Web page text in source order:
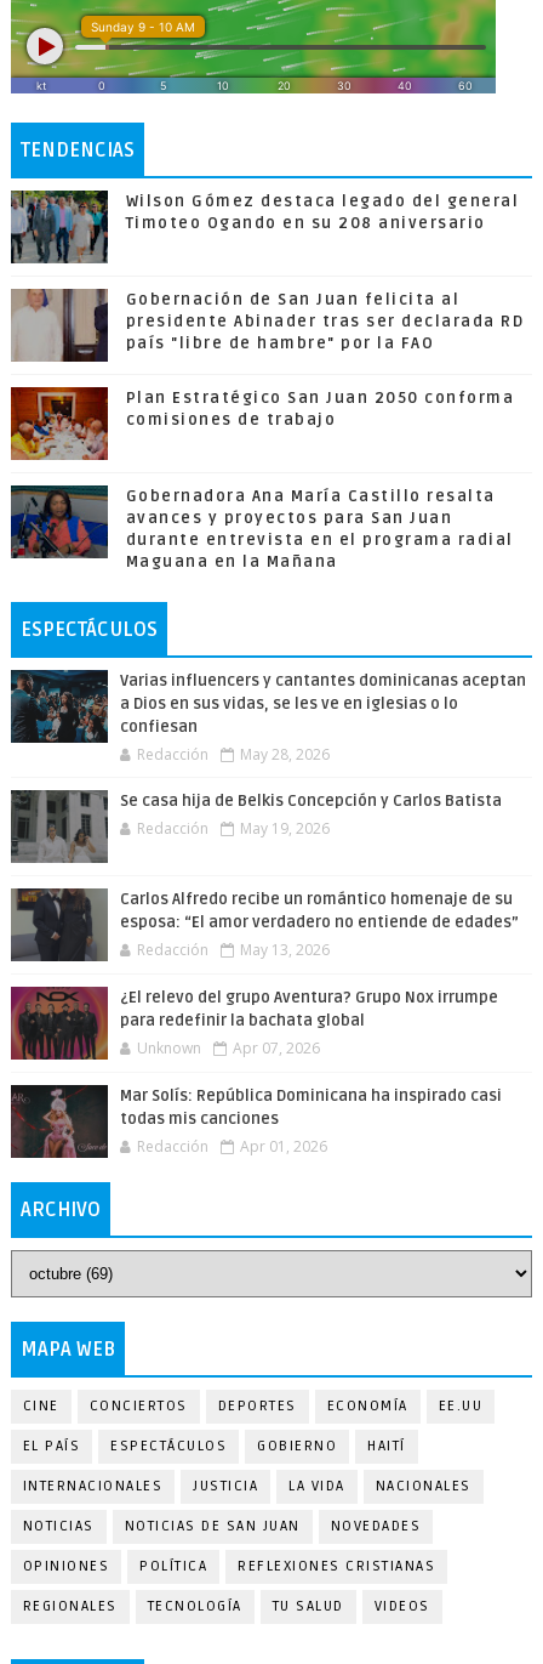
TENDENCIAS
Wilson Gómez destaca legado del general
Timoteo Ogando en su 208 aniversario
Gobernación de San Juan felicita al
presidente Abinader tras ser declarada RD
país "libre de hambre" por la FAO
Plan Estratégico San Juan 2050 conforma
comisiones de trabajo
Gobernadora Ana María Castillo resalta
avances y proyectos para San Juan
durante entrevista en el programa radial
Maguana en la Mañana
ESPECTÁCULOS
Varias influencers y cantantes dominicanas aceptan
a Dios en sus vidas, se les ve en iglesias o lo
confiesan
Redacción May 28, 2026
Se casa hija de Belkis Concepción y Carlos Batista
Redacción May 19, 2026
Carlos Alfredo recibe un romántico homenaje de su
esposa: “El amor verdadero no entiende de edades”
Redacción May 13, 2026
¿El relevo del grupo Aventura? Grupo Nox irrumpe
para redefinir la bachata global
Unknown Apr 07, 2026
Mar Solís: República Dominicana ha inspirado casi
todas mis canciones
Redacción Apr 01, 2026
ARCHIVO
MAPA WEB
CINE CONCIERTOS DEPORTES ECONOMÍA EE.UU
EL PAÍS ESPECTÁCULOS GOBIERNO HAITÍ
INTERNACIONALES JUSTICIA LA VIDA NACIONALES
NOTICIAS NOTICIAS DE SAN JUAN NOVEDADES
OPINIONES POLÍTICA REFLEXIONES CRISTIANAS
REGIONALES TECNOLOGÍA TU SALUD VIDEOS